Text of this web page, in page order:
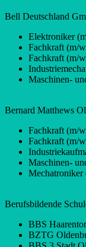
Bell Deutschland
Elektroniker
Fachkraft (m/
Fachkraft (m/
Maschinen-
Bernard Matthews
Fachkraft (m/
Fachkraft (m/
Maschinen-
Mechatroniker
Berufsbildende
BBS
BZTG